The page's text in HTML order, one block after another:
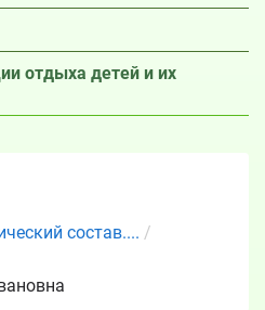
отдыха детей и их
состав.... /